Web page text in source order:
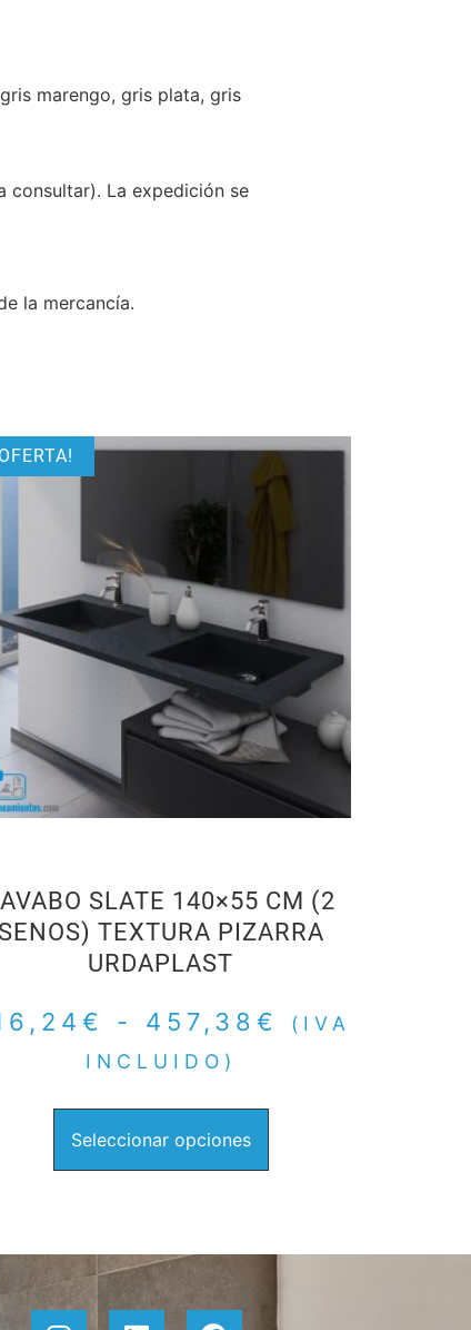
marengo, gris plata, gris
consultar). La expedición se
la mercancía.
SLATE 140×55 CM (2
SENOS) TEXTURA PIZARRA
URDAPLAST
€ - 457,38 €
(IVA
INCLUIDO)
Seleccionar opciones